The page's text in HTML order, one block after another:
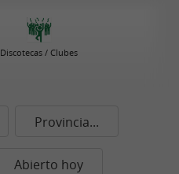
Discotecas / Clubes
Provincia...
Abierto hoy